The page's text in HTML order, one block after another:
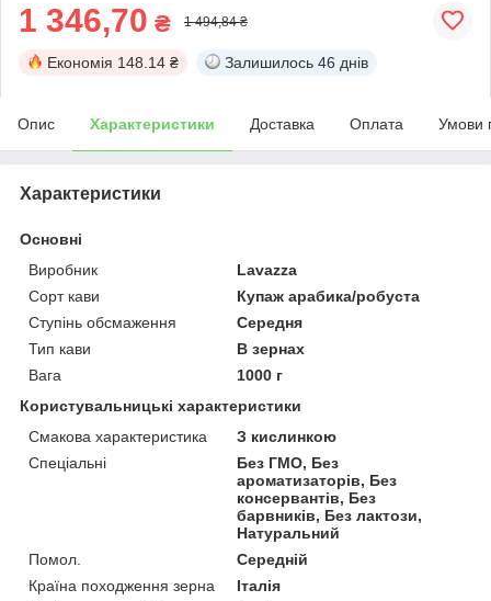
1 346,70 ₴ 1 494,84 ₴
Економія 148.14 ₴ Залишилось 46 днів
Опис Характеристики Доставка Оплата Умови
Характеристики
Основні
Виробник
Lavazza
Сорт кави
Купаж арабика/робуста
Ступінь обсмаження
Середня
Тип кави
В зернах
Вага
1000 г
Користувальницькі характеристики
Смакова характеристика
З кислинкою
Спеціальні
Без ГМО, Без
ароматизаторів, Без
консервантів, Без
барвників, Без лактози,
Натуральний
Помол.
Середній
Країна походження зерна
Італія